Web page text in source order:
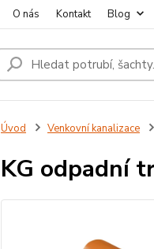
O nás Kontakt Blog
Úvod Venkovní kanalizace
KG odpadní